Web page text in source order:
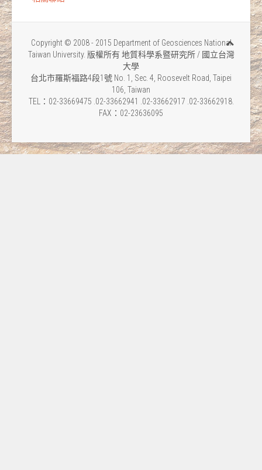
Copyright © 2008 - 2015 Department of Geosciences National
Taiwan University. 版權所有 地質科學系暨研究所 / 國立台灣
大學
台北市羅斯福路4段1號 No. 1, Sec. 4, Roosevelt Road, Taipei
106, Taiwan
TEL：02-33669475 .02-33662941 .02-33662917 .02-33662918.
FAX：02-23636095